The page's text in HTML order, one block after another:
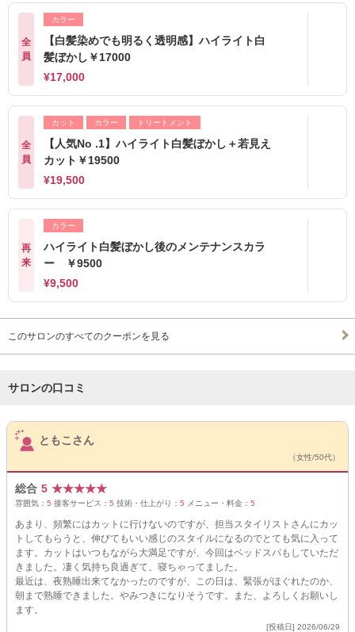
全
員
カラー
【白髪染めでも明るく透明感】ハイライト白
髪ぼかし￥17000
¥17,000
全
員
カット カラー トリートメント
【人気No .1】ハイライト白髪ぼかし＋若見え
カット￥19500
¥19,500
再
来
カラー
ハイライト白髪ぼかし後のメンテナンスカラ
ー ￥9500
¥9,500
このサロンのすべてのクーポンを見る
サロンの口コミ
サロンPick Up
ともこさん
（女性/50代）
総合 5 ★★★★★
雰囲気： 5 接客サービス： 5 技術・仕上がり： 5 メニュー・料金： 5
あまり、頻繁にはカットに行けないのですが、担当スタイリストさんにカッ
トしてもらうと、伸びてもいい感じのスタイルになるのでとても気に入って
ます。カットはいつもながら大満足ですが、今回はベッドスパもしていただ
きました。凄く気持ち良過ぎて、寝ちゃってました。
最近は、夜熟睡出来てなかったのですが、この日は、緊張がほぐれたのか、
朝まで熟睡できました。やみつきになりそうです。また、よろしくお願いし
ます。
[投稿日] 2026/06/29